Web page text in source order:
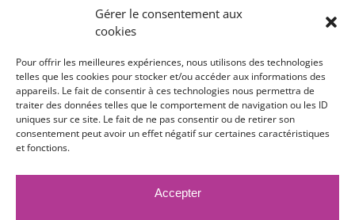
Gérer le consentement aux
cookies
Pour offrir les meilleures expériences, nous utilisons des technologies
telles que les cookies pour stocker et/ou accéder aux informations des
appareils. Le fait de consentir à ces technologies nous permettra de
traiter des données telles que le comportement de navigation ou les ID
uniques sur ce site. Le fait de ne pas consentir ou de retirer son
consentement peut avoir un effet négatif sur certaines caractéristiques
et fonctions.
Accepter
RETROUVEZ-NOUS
Toutes nos adresses, coordonnées et horaires
d'ouverture
CLIQUEZ ICI